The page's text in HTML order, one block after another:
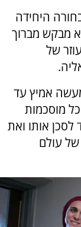
היחידה
מבקש מברוך
של
אמיץ עד
כל מוסכמות
אותו ואת
עולם